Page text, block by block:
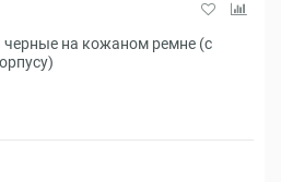
на кожаном ремне (с